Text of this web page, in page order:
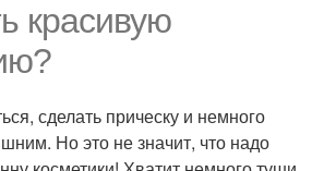
красивую
сделать прическу и немного
Но это не значит, что надо